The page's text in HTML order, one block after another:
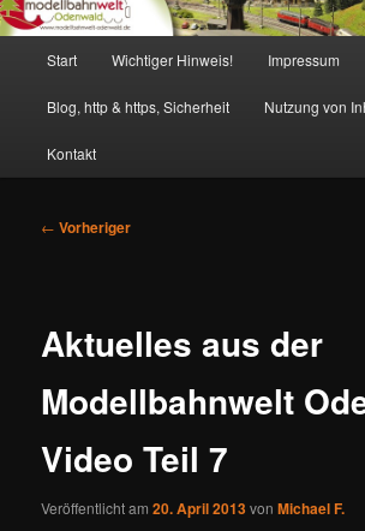
Start Wichtiger Hinweis! Impressum
Blog, http & https, Sicherheit Nutzung von
Kontakt
Beitragsnavigation
← Vorheriger
Aktuelles aus der
Modellbahnwelt
Video Teil 7
Veröffentlicht am20. April 2013vonMichael F.